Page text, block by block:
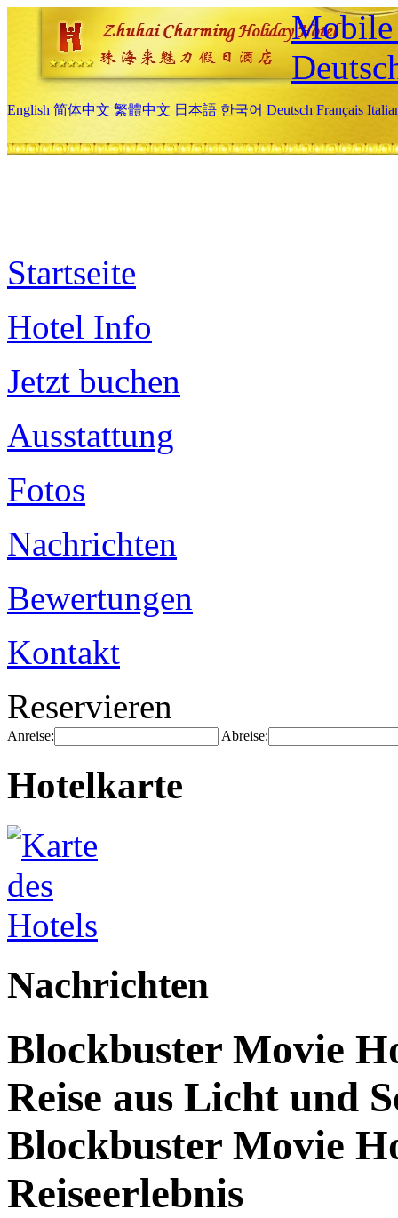
Mobile
English 简体中文 繁體中文 日本語 한국어 Deutsch Français
Startseite
Hotel Info
Jetzt buchen
Ausstattung
Fotos
Nachrichten
Bewertungen
Kontakt
Reservieren
Anreise: Abreise:
Hotelkarte
Nachrichten
Blockbuster Movie
Reise aus Licht und
Blockbuster Movie
Reiseerlebnis